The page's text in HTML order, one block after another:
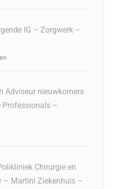
IG – Zorgwerk –
Adviseur nieuwkomers
Professionals –
Chirurgie en
– Martini Ziekenhuis –